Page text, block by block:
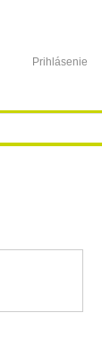
Prihlásenie